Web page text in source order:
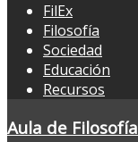
FilEx
Filosofía
Sociedad
Educación
Recursos
Aula de Filosofía